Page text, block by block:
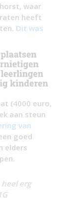
waar
heeft
Dit was
(4000 euro,
aan steun
van
goed
elders
erg